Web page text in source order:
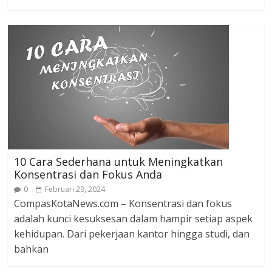
10 Cara Sederhana untuk Meningkatkan
Konsentrasi dan Fokus Anda
0 Februari 29, 2024
CompasKotaNews.com – Konsentrasi dan fokus
adalah kunci kesuksesan dalam hampir setiap aspek
kehidupan. Dari pekerjaan kantor hingga studi, dan
bahkan